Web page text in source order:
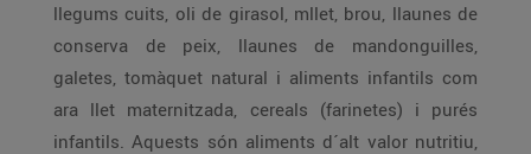
llegums cuits, oli de girasol, mllet, brou, llaunes de
conserva de peix, llaunes de mandonguilles,
galetes, tomàquet natural i aliments infantils com
ara llet maternitzada, cereals (farinetes) i purés
infantils. Aquests són aliments d´alt valor nutritiu,